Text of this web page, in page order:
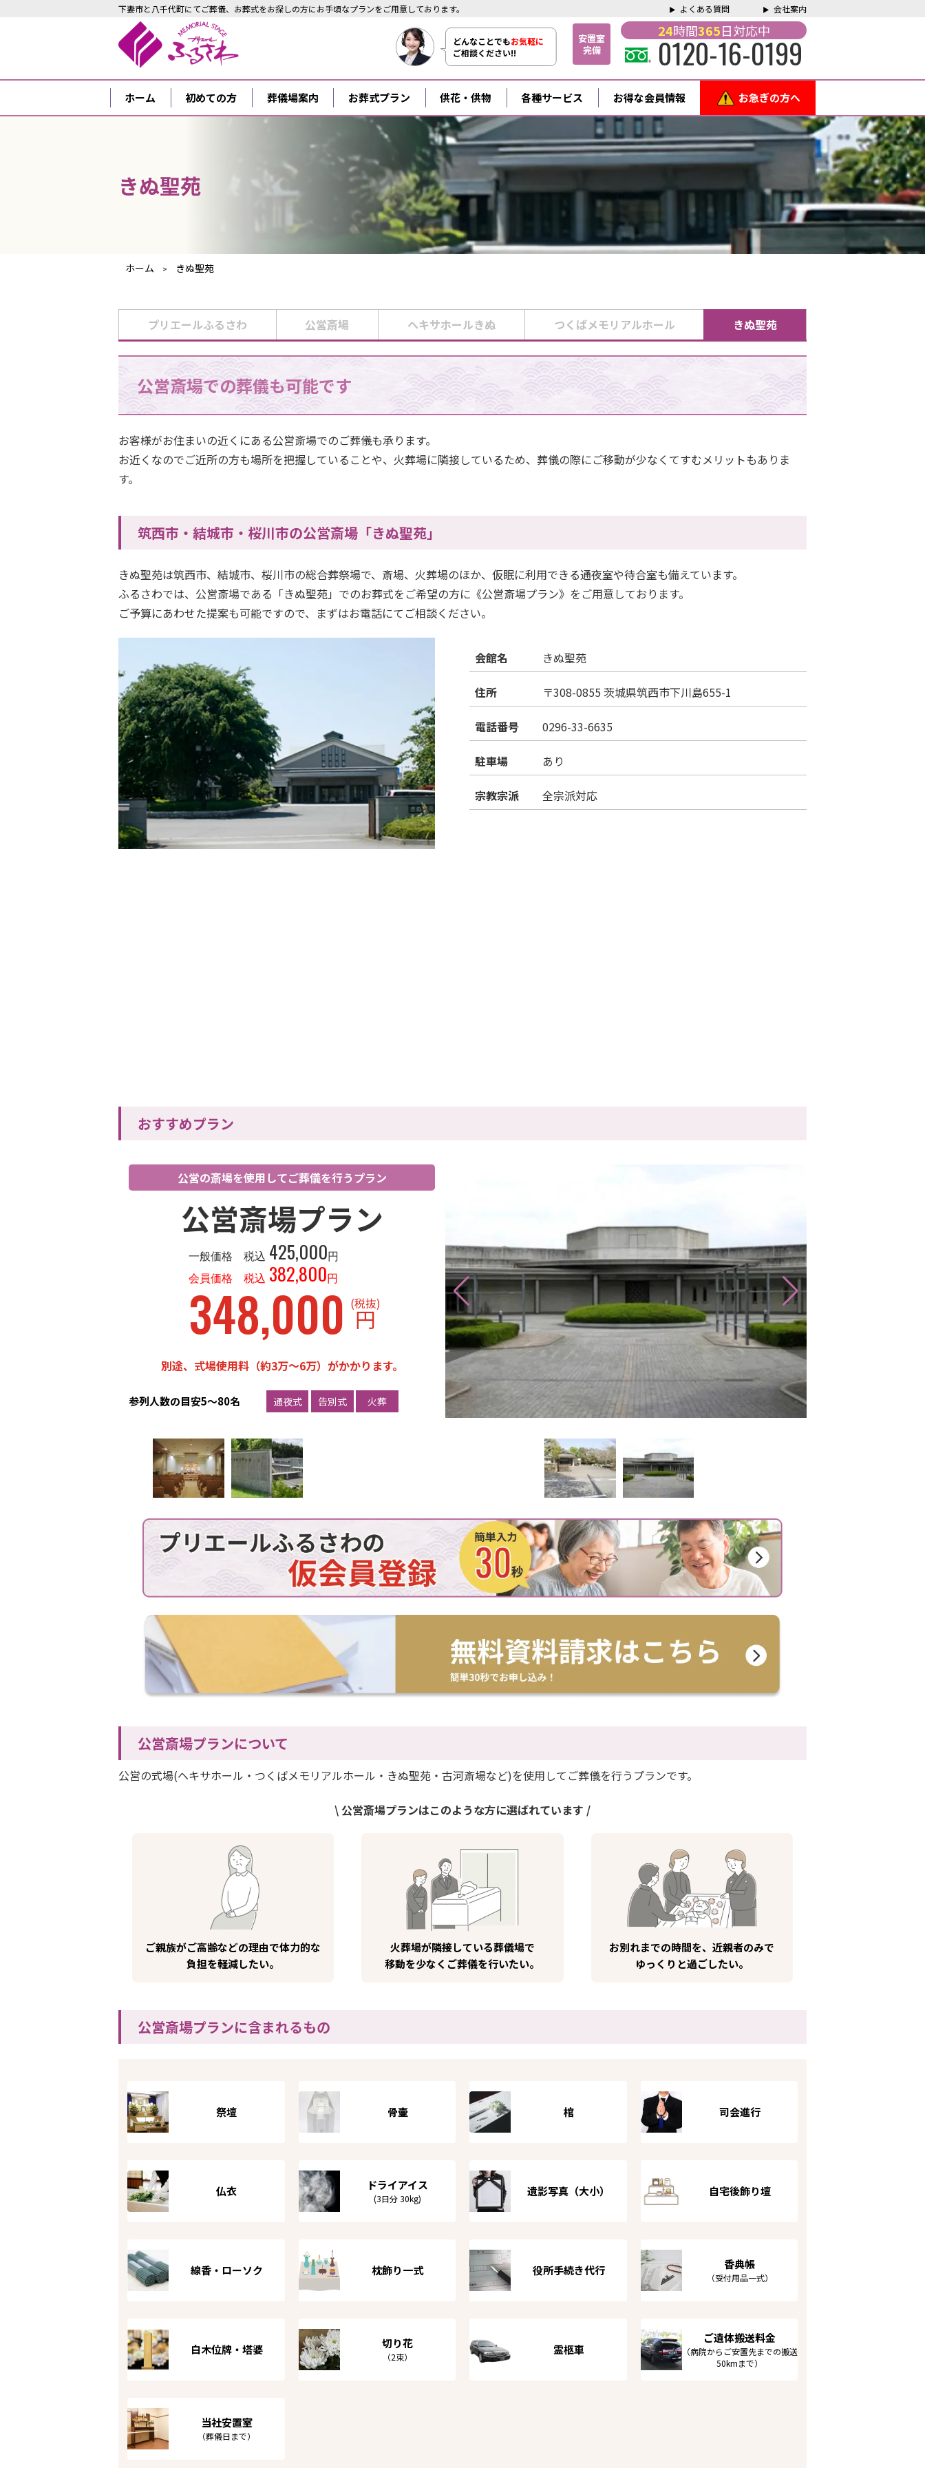
下妻市と八千代町にてご葬儀、お葬式をお探しの方にお手頃なプランをご用意しております。 よくある質問 会社案内
どんなことでもお気軽に
ご相談ください!!
安置室
完備
24時間365日対応中
0120-16-0199
ホーム 初めての方 葬儀場案内 お葬式プラン 供花・供物 各種サービス お得な会員情報 お急ぎの方へ
きぬ聖苑
ホーム > きぬ聖苑
プリエールふるさわ 公営斎場 ヘキサホールきぬ つくばメモリアルホール きぬ聖苑
公営斎場での葬儀も可能です
お客様がお住まいの近くにある公営斎場でのご葬儀も承ります。
お近くなのでご近所の方も場所を把握していることや、火葬場に隣接しているため、葬儀の際にご移動が少なくてすむメリットもありま
す。
筑西市・結城市・桜川市の公営斎場「きぬ聖苑」
きぬ聖苑は筑西市、結城市、桜川市の総合葬祭場で、斎場、火葬場のほか、仮眠に利用できる通夜室や待合室も備えています。
ふるさわでは、公営斎場である「きぬ聖苑」でのお葬式をご希望の方に《公営斎場プラン》をご用意しております。
ご予算にあわせた提案も可能ですので、まずはお電話にてご相談ください。
会館名 きぬ聖苑
住所 〒308-0855 茨城県筑西市下川島655-1
電話番号 0296-33-6635
駐車場 あり
宗教宗派 全宗派対応
おすすめプラン
公営の斎場を使用してご葬儀を行うプラン
公営斎場プラン
一般価格 税込 425,000円
会員価格 税込 382,800円
348,000 (税抜)
円
別途、式場使用料（約3万〜6万）がかかります。
参列人数の目安5〜80名 通夜式 告別式 火葬
公営斎場プランについて
公営の式場(ヘキサホール・つくばメモリアルホール・きぬ聖苑・古河斎場など)を使用してご葬儀を行うプランです。
\ 公営斎場プランはこのような方に選ばれています /
ご親族がご高齢などの理由で体力的な
負担を軽減したい。
火葬場が隣接している葬儀場で
移動を少なくご葬儀を行いたい。
お別れまでの時間を、近親者のみで
ゆっくりと過ごしたい。
公営斎場プランに含まれるもの
祭壇 骨壷 棺 司会進行
仏衣 ドライアイス
(3日分 30kg)
遺影写真（大小） 自宅後飾り壇
線香・ローソク 枕飾り一式 役所手続き代行 香典帳
（受付用品一式）
白木位牌・塔婆 切り花
（2束）
霊柩車
ご遺体搬送料金
（病院からご安置先までの搬送
50kmまで）
当社安置室
（葬儀日まで）